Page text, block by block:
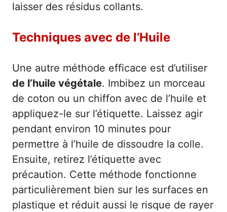
laisser des résidus collants.
Techniques avec de l’Huile
Une autre méthode efficace est d’utiliser
de l’huile végétale. Imbibez un morceau
de coton ou un chiffon avec de l’huile et
appliquez-le sur l’étiquette. Laissez agir
pendant environ 10 minutes pour
permettre à l’huile de dissoudre la colle.
Ensuite, retirez l’étiquette avec
précaution. Cette méthode fonctionne
particulièrement bien sur les surfaces en
plastique et réduit aussi le risque de rayer